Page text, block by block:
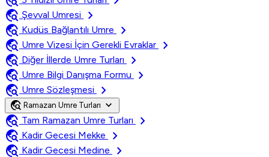
travel_explore Şevval Umresi
chevron_right
travel_explore Kudüs Bağlantılı Umre
chevron_right
travel_explore Umre Vizesi İçin Gerekli Evraklar
chevron_right
travel_explore Diğer İllerde Umre Turları
chevron_right
travel_explore Umre Bilgi Danışma Formu
chevron_right
travel_explore Umre Sözleşmesi chevron_right
travel_explore Ramazan Umre Turları expand_more
travel_explore Tam Ramazan Umre Turları
chevron_right
travel_explore Kadir Gecesi Mekke
chevron_right
travel_explore Kadir Gecesi Medine
chevron_right